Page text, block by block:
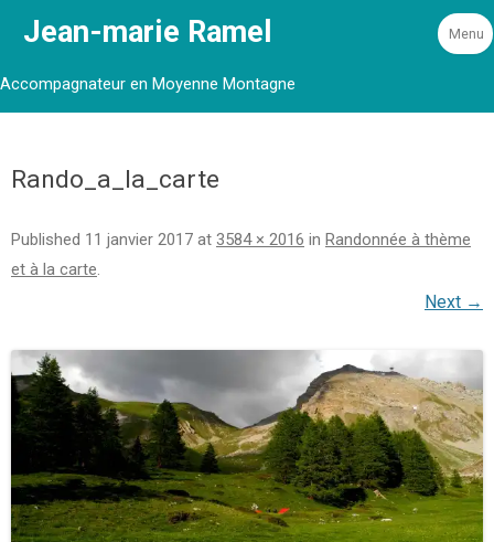
Jean-marie Ramel
Accompagnateur en Moyenne Montagne
Menu
Rando_a_la_carte
Published 11 janvier 2017 at 3584 × 2016 in Randonnée à thème
et à la carte.
Next →